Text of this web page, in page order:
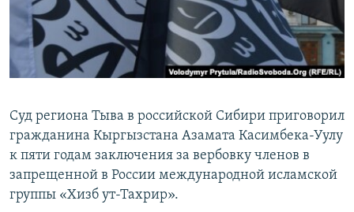
ПОБЕДИТЕЛЕЙ НЕ СУДЯТ?
КРЫМ.НЕПОКОРЕННЫЙ
ELIFBE
ПРИСОЕДИНЯЙТЕСЬ!
Все сайты RFE/RL
Суд региона Тыва в российской Сибири приговорил
гражданина Кыргызстана Азамата Касимбека-Уулу
к пяти годам заключения за вербовку членов в
запрещенной в России международной исламской
группы «Хизб ут-Тахрир».